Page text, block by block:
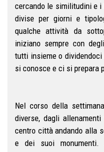
cercando le similitudini e
divise per giorni e
qualche attività da
iniziano sempre con
tutti insieme o
si conosce e ci si prepara
Nel corso della
diverse, dagli
centro città andando alla
e dei suoi